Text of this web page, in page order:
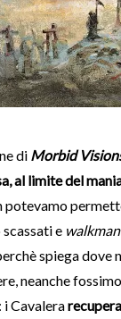
di Morbid
al limite del
potevamo
e walkman
spiega dove
neanche
Cavalera